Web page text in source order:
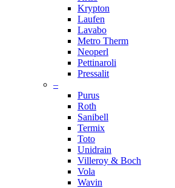
Krypton
Laufen
Lavabo
Metro Therm
Neoperl
Pettinaroli
Pressalit
–
Purus
Roth
Sanibell
Termix
Toto
Unidrain
Villeroy & Boch
Vola
Wavin